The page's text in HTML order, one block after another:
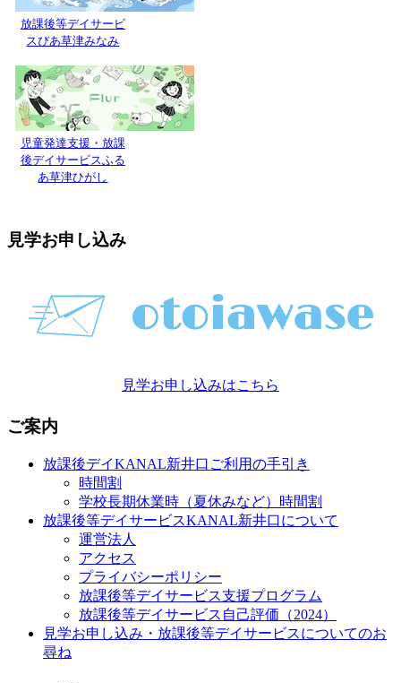
放課後等デイサービ
スぴあ草津みなみ
児童発達支援・放課
後デイサービスふる
あ草津ひがし
見学お申し込み
見学お申し込みはこちら
ご案内
放課後デイKANAL新井口ご利用の手引き
時間割
学校長期休業時（夏休みなど）時間割
放課後等デイサービスKANAL新井口について
運営法人
アクセス
プライバシーポリシー
放課後等デイサービス支援プログラム
放課後等デイサービス自己評価（2024）
見学お申し込み・放課後等デイサービスについてのお
尋ね